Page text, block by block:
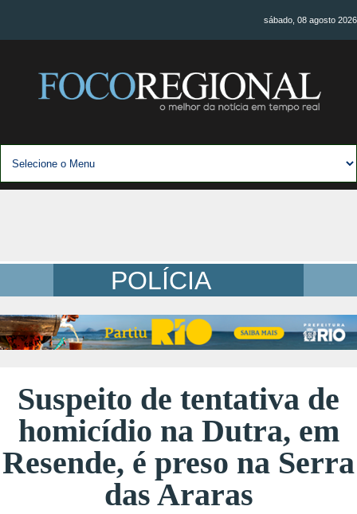
sábado, 08 agosto 2026
POLÍCIA
Suspeito de tentativa de
homicídio na Dutra, em
Resende, é preso na Serra
das Araras